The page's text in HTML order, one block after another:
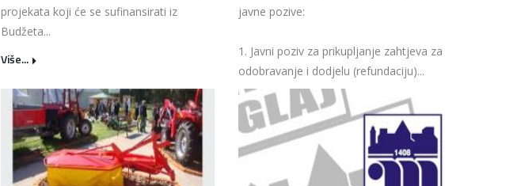
projekata koji će se sufinansirati iz
Budžeta...
Više...
javne pozive:
1. Javni poziv za prikupljanje zahtjeva za
odobravanje i dodjelu (refundaciju)...
Više...